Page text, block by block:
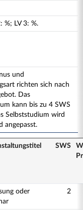
: %; LV 3: %.
und
richten sich nach
Das
kann bis zu 4 SWS
Selbststudium wird
angepasst.
SWS
oder
2